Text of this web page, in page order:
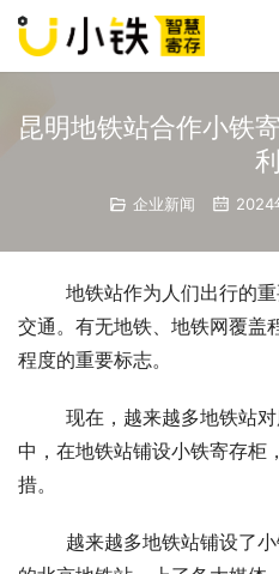
昆明地铁站合作小铁
利
企业新闻 2024
地铁站作为人们出行的
交通。有无地铁、地铁网覆盖
程度的重要标志。
现在，越来越多地铁站
中，在地铁站铺设小铁寄存柜
措。
越来越多地铁站铺设了